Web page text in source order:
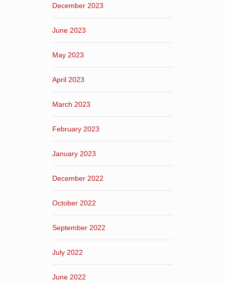
December 2023
June 2023
May 2023
April 2023
March 2023
February 2023
January 2023
December 2022
October 2022
September 2022
July 2022
June 2022